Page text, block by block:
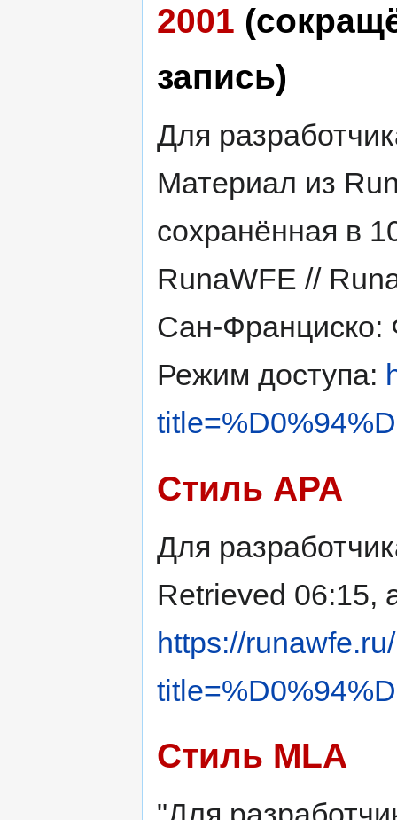
2001
запись)
Для
Материал из
сохранённая в
RunaWFE //
Сан-
Режим доступа:
Стиль APA
Для
Retrieved 06:15,
https://
Стиль MLA